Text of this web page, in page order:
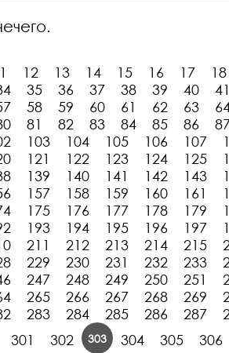
12 13 14 15 16 17 18
35 36 37 38 39 40 41
58 59 60 61 62 63
81 82 83 84 85 86
103 104 105 106 107
121 122 123 124 125
139 140 141 142 143
157 158 159 160 161
175 176 177 178 179
193 194 195 196 197
211 212 213 214 215
229 230 231 232 233
247 248 249 250 251
265 266 267 268 269
283 284 285 286 287
301 302 303 304 305 306